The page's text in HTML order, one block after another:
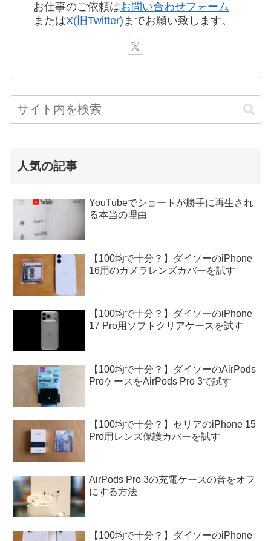
お仕事のご依頼はお問い合わせフォーム
またはX(旧Twitter) までお願い致します。
人気の記事
YouTubeでショートが勝手に再生され
る本当の理由
【100均で十分？】ダイソーのiPhone
16用のカメラレンズカバーを試す
【100均で十分？】ダイソーのiPhone
17 Pro用ソフトクリアケースを試す
【100均で十分？】ダイソーのAirPods
ProケースをAirPods Pro 3で試す
【100均で十分？】セリアのiPhone 15
Pro用レンズ保護カバーを試す
AirPods Pro 3の充電ケースの音をオフ
にする方法
【100均で十分？】ダイソーのiPhone